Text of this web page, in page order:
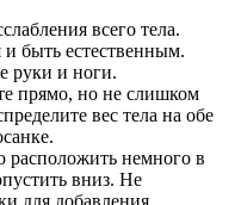
всего тела.
и быть естественным.
руки и ноги.
прямо, но не слишком
вес тела на обе
расположить немного в
вниз. Не
для добавления